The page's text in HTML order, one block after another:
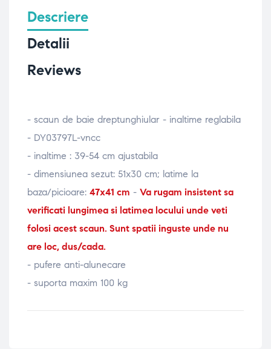
Descriere
Detalii
Reviews
- scaun de baie dreptunghiular - inaltime reglabila
- DY03797L-vncc
- inaltime : 39-54 cm ajustabila
- dimensiunea sezut: 51x30 cm; latime la
baza/picioare: 47x41 cm - Va rugam insistent sa
verificati lungimea si latimea locului unde veti
folosi acest scaun. Sunt spatii inguste unde nu
are loc, dus/cada.
- pufere anti-alunecare
- suporta maxim 100 kg